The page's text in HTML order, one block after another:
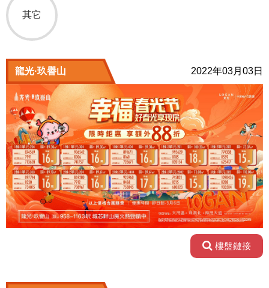
其它
2022年03月03日
龍光·玖譽山
樓盤鏈接